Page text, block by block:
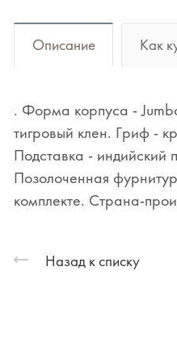
Описание Как
. Форма корпуса -
тигровый клен. Гриф -
Подставка -
Позолоченная
комплекте. Страна-
Назад к списку